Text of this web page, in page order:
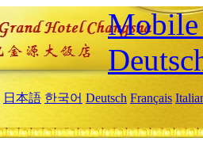
Mobile
日本語 한국어 Deutsch Français